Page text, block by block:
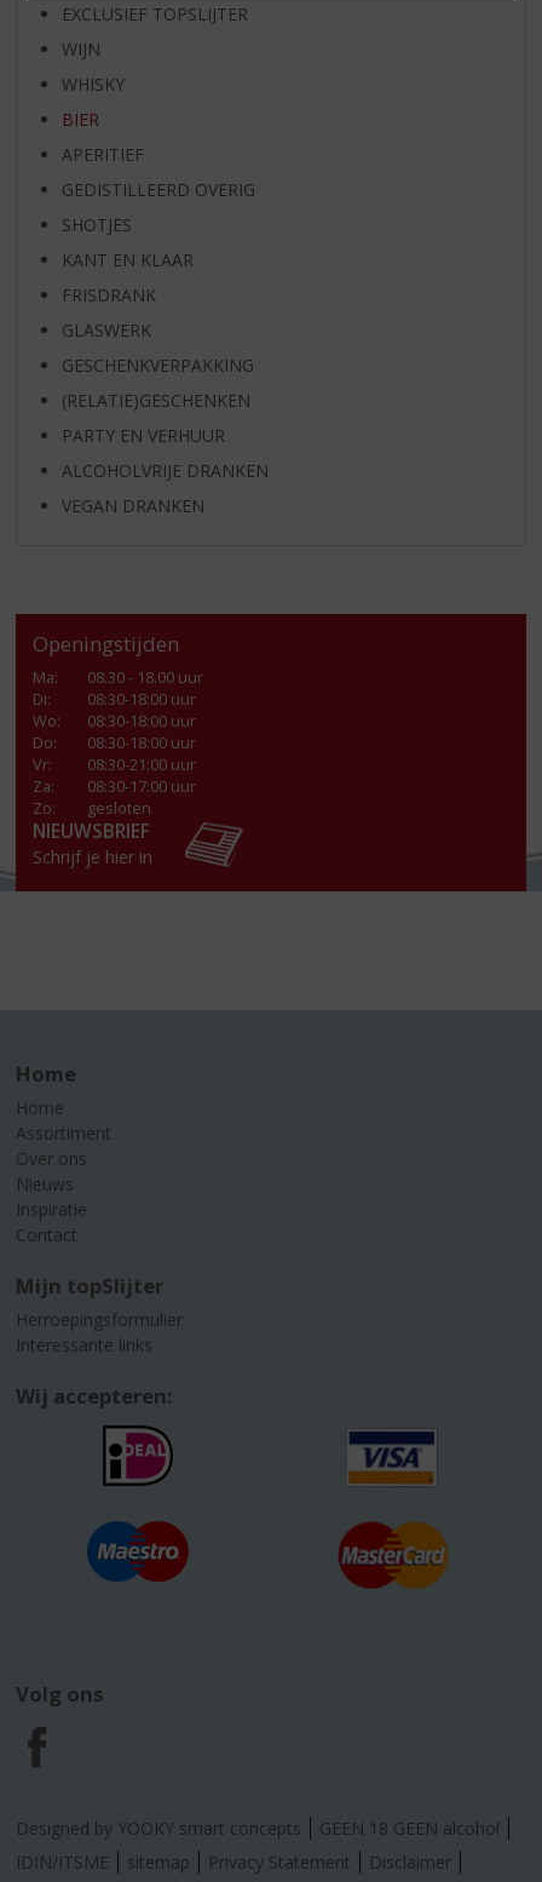
EXCLUSIEF TOPSLIJTER
WIJN
WHISKY
BIER
APERITIEF
GEDISTILLEERD OVERIG
SHOTJES
KANT EN KLAAR
FRISDRANK
GLASWERK
GESCHENKVERPAKKING
(RELATIE)GESCHENKEN
PARTY EN VERHUUR
ALCOHOLVRIJE DRANKEN
VEGAN DRANKEN
Openingstijden
Ma:
08.30 - 18.00 uur
Di:
08:30-18:00 uur
Wo:
08:30-18:00 uur
Do:
08:30-18:00 uur
Vr:
08:30-21:00 uur
Za:
08:30-17:00 uur
Zo:
gesloten
NIEUWSBRIEF
Schrijf je hier in
Home
Home
Assortiment
Over ons
Nieuws
Inspiratie
Contact
Mijn topSlijter
Herroepingsformulier
Interessante links
Wij accepteren:
Volg ons
F
a
Designed by YOOKY smart concepts
GEEN 18 GEEN alcohol
IDIN/ITSME
sitemap Privacy Statement Disclaimer